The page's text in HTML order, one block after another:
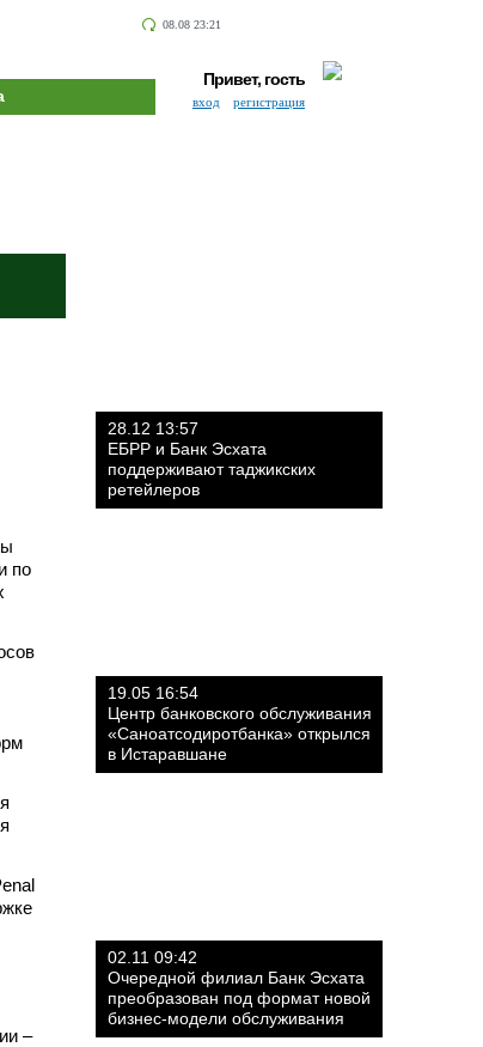
08.08 23:21
Привет, гость
вход регистрация
по
–
28.12 13:57
ЕБРР и Банк Эсхата
поддерживают таджикских
ретейлеров
19.05 16:54
Центр банковского обслуживания
«Саноатсодиротбанка» открылся
в Истаравшане
02.11 09:42
Очередной филиал Банк Эсхата
преобразован под формат новой
бизнес-модели обслуживания